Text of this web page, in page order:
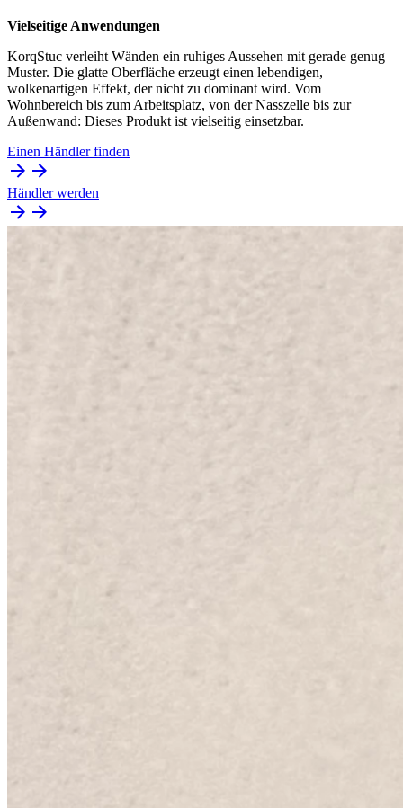
Vielseitige Anwendungen
KorqStuc verleiht Wänden ein ruhiges Aussehen mit gerade genug
Muster. Die glatte Oberfläche erzeugt einen lebendigen,
wolkenartigen Effekt, der nicht zu dominant wird. Vom
Wohnbereich bis zum Arbeitsplatz, von der Nasszelle bis zur
Außenwand: Dieses Produkt ist vielseitig einsetzbar.
Einen Händler finden
Händler werden